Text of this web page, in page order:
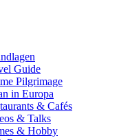
Guide
Pilgrimage
in Europa
& Cafés
& Talks
& Hobby